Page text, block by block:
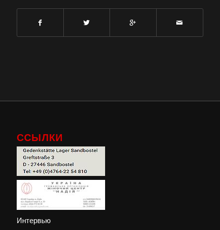
ССЫЛКИ
Интервью